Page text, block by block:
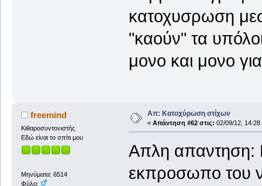
κατοχυσρωση
"καούν" τα
μονο και μονο
freemind
Κιθαροσυντονιστής
Εδώ είναι το σπίτι μου
Μηνύματα: 6514
Φύλο:
Απ: Κατοχύρωση στίχων
« Απάντηση #62 στις: 02/09/12, 14:28
Απλη απαντηση:
εκπροσωπο του